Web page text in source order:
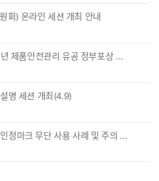
회) 온라인 세션 개최 안내
[한국제품안전관리원] 2025년 제품안전관리 유공 정부포상 안내(~5.11.)
명 세션 개최(4.9)
ISO 인증서 위·변조 및 KAB 인정마크 무단 사용 사례 및 주의 안내